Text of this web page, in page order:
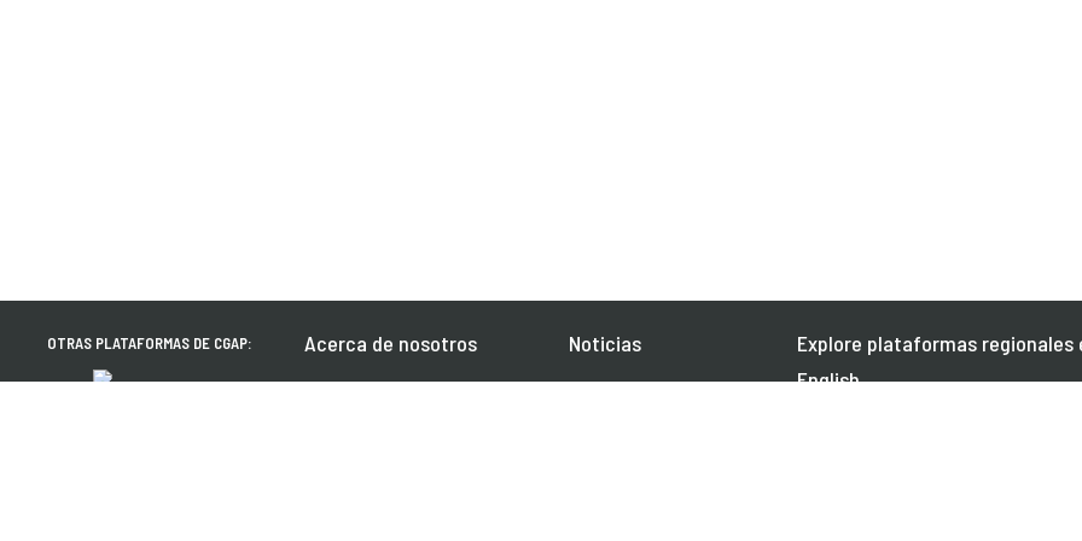
OTRAS PLATAFORMAS DE CGAP:
Acerca de nosotros
Noticias
Explore plataformas regionales
English